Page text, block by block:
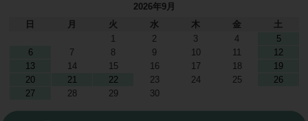
2026年9月
日
月 火 水 木 金
土
1
2 3 4
5
6
7 8 9 10 11
12
13
14 15 16 17 18
19
20
21 22 23 24 25
26
27
28 29 30